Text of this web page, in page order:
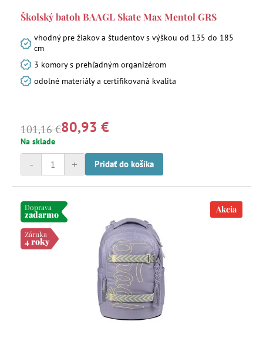
Školský batoh BAAGL Skate Max Mentol GRS
vhodný pre žiakov a študentov s výškou od 135 do 185
cm
3 komory s prehľadným organizérom
odolné materiály a certifikovaná kvalita
101,16 €80,93 €
Na sklade
+
- Pridať do košíka
Doprava
zadarmo
Záruka
4 roky
Akcia